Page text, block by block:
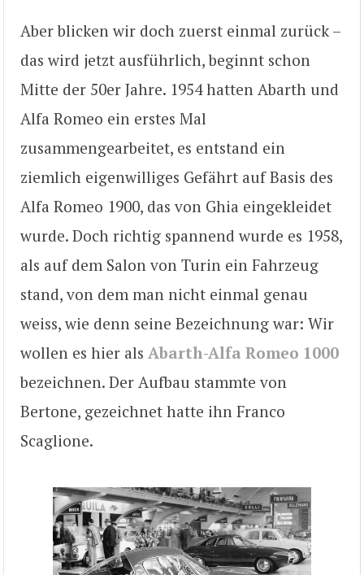
Aber blicken wir doch zuerst einmal zurück –
das wird jetzt ausführlich, beginnt schon
Mitte der 50er Jahre. 1954 hatten Abarth und
Alfa Romeo ein erstes Mal
zusammengearbeitet, es entstand ein
ziemlich eigenwilliges Gefährt auf Basis des
Alfa Romeo 1900, das von Ghia eingekleidet
wurde. Doch richtig spannend wurde es 1958,
als auf dem Salon von Turin ein Fahrzeug
stand, von dem man nicht einmal genau
weiss, wie denn seine Bezeichnung war: Wir
wollen es hier als Abarth-Alfa Romeo 1000
bezeichnen. Der Aufbau stammte von
Bertone, gezeichnet hatte ihn Franco
Scaglione.